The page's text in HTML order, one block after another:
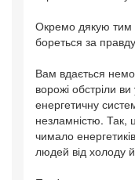
Окремо дякую тим
бореться за
Вам вдається
ворожі обстріли
енергетичну
незламністю. Так,
чимало
людей від холоду